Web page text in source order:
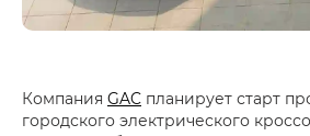
Компания GAC планирует старт
городского электрического